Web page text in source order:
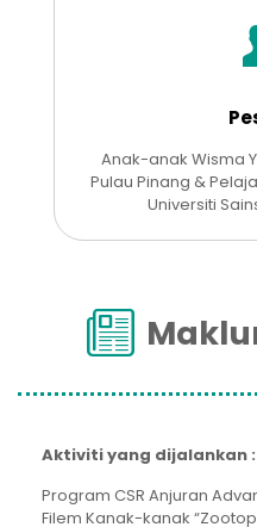
Anak-anak Wisma
Pulau Pinang &
Universiti
Aktiviti yang dijalankan :
Program CSR Anjuran
Filem Kanak-kanak